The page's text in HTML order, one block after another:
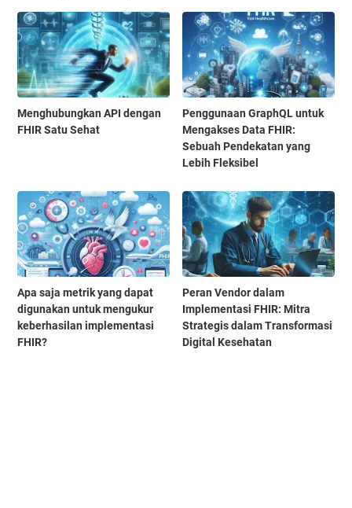
Menghubungkan API dengan
FHIR Satu Sehat
Penggunaan GraphQL untuk
Mengakses Data FHIR:
Sebuah Pendekatan yang
Lebih Fleksibel
Apa saja metrik yang dapat
digunakan untuk mengukur
keberhasilan implementasi
FHIR?
Peran Vendor dalam
Implementasi FHIR: Mitra
Strategis dalam Transformasi
Digital Kesehatan